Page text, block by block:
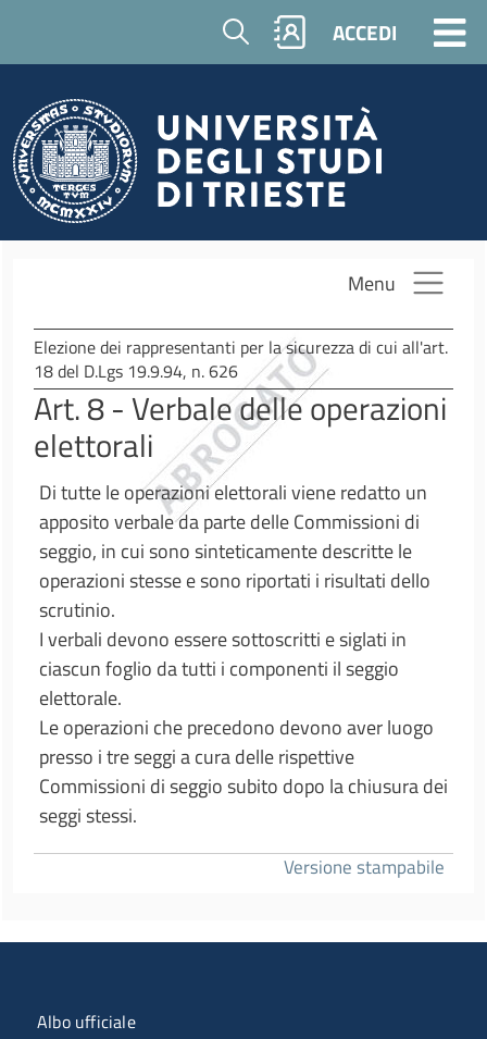
Salta al contenuto principale
Cerca ACCEDI
Menu
Elezione dei rappresentanti per la sicurezza di cui all'art.
18 del D.Lgs 19.9.94, n. 626
Art. 8 - Verbale delle operazioni
elettorali
Di tutte le operazioni elettorali viene redatto un
apposito verbale da parte delle Commissioni di
seggio, in cui sono sinteticamente descritte le
operazioni stesse e sono riportati i risultati dello
scrutinio.
I verbali devono essere sottoscritti e siglati in
ciascun foglio da tutti i componenti il seggio
elettorale.
Le operazioni che precedono devono aver luogo
presso i tre seggi a cura delle rispettive
Commissioni di seggio subito dopo la chiusura dei
seggi stessi.
Versione stampabile
Menu organizzazione
Albo ufficiale